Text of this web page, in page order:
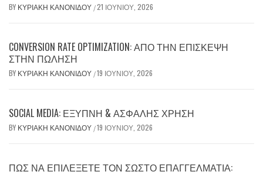
BY ΚΥΡΙΑΚΉ ΚΑΝΟΝΊΔΟΥ /21 ΙΟΥΝΊΟΥ, 2026
CONVERSION RATE OPTIMIZATION: ΑΠΌ ΤΗΝ ΕΠΊΣΚΕΨΗ
ΣΤΗΝ ΠΏΛΗΣΗ
BY ΚΥΡΙΑΚΉ ΚΑΝΟΝΊΔΟΥ /19 ΙΟΥΝΊΟΥ, 2026
SOCIAL MEDIA: ΈΞΥΠΝΗ & ΑΣΦΑΛΉΣ ΧΡΉΣΗ
BY ΚΥΡΙΑΚΉ ΚΑΝΟΝΊΔΟΥ /19 ΙΟΥΝΊΟΥ, 2026
ΠΏΣ ΝΑ ΕΠΙΛΈΞΕΤΕ ΤΟΝ ΣΩΣΤΌ ΕΠΑΓΓΕΛΜΑΤΊΑ: